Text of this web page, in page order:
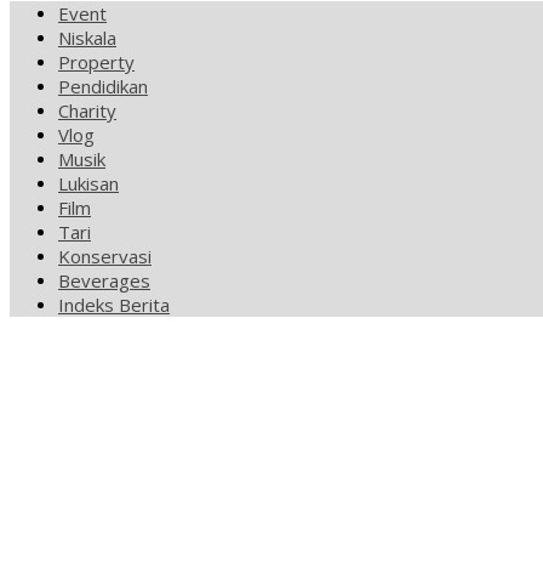
Event
Niskala
Property
Pendidikan
Charity
Vlog
Musik
Lukisan
Film
Tari
Konservasi
Beverages
Indeks Berita